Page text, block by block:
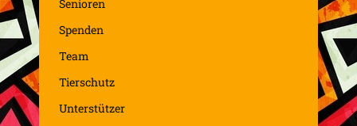
Senioren
Spenden
Team
Tierschutz
Unterstützer